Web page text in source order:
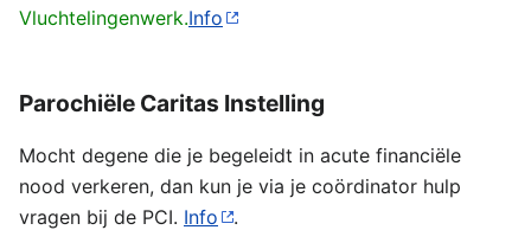
Vluchtelingenwerk.Info
Parochiële Caritas Instelling
Mocht degene die je begeleidt in acute financiële
nood verkeren, dan kun je via je coördinator hulp
vragen bij de PCI. Info .